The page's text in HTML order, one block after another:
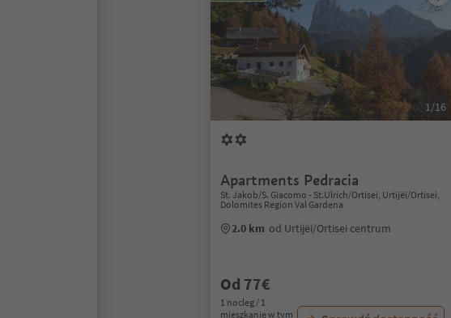
1/16
Apartments Pedracia
St. Jakob/S. Giacomo - St.Ulrich/Ortisei, Urtijëi/Ortisei,
Dolomites Region Val Gardena
2.0 km od Urtijëi/Ortisei centrum
Od 77€
1 nocleg / 1
mieszkanie w tym